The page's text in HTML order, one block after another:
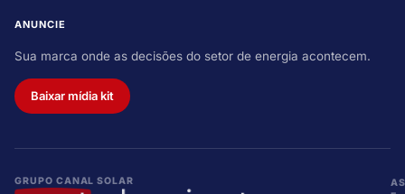
ANUNCIE
Sua marca onde as decisões do setor de energia acontecem.
Baixar mídia kit
GRUPO CANAL SOLAR